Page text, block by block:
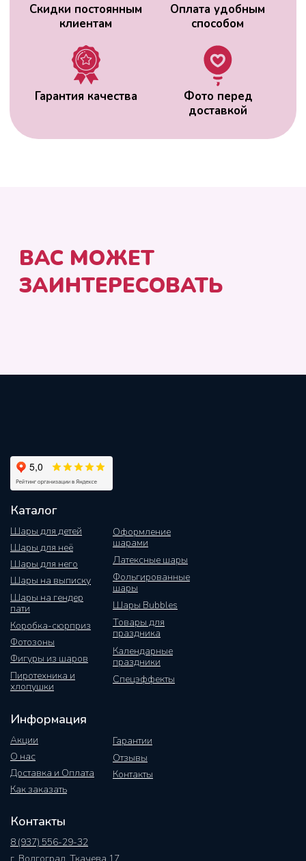
ЗАИНТЕРЕСОВАТЬ
Каталог
Шары для детей
Шары для неё
Шары на выписку
Шары на гендер
пати
Коробка-сюрприз
Фотозоны
Оформление
шарами
Фигуры из шаров
Латексные шары
Фольгированные
шары
Шары Bubbles
Шары для него
Товары для
праздника
Календарные
праздники
Пиротехника и
хлопушки
Спецэффекты
Информация
Акции
О нас
Как заказать
Гарантии
Отзывы
Контакты
Доставка и Оплата
Контакты
8 (937) 556-29-32